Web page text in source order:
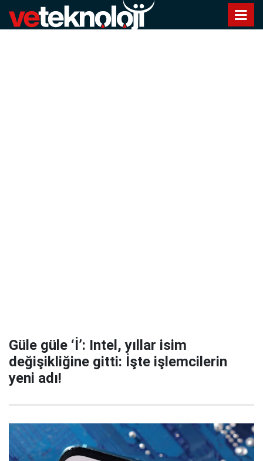
Güle güle ‘İ’: Intel, yıllar isim
değişikliğine gitti: İşte işlemcilerin
yeni adı!